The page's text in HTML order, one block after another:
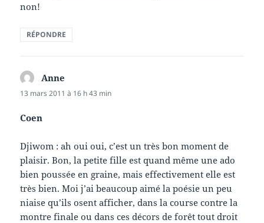
non!
RÉPONDRE
Anne
13 mars 2011 à 16 h 43 min
Coen
Djiwom : ah oui oui, c’est un très bon moment de
plaisir. Bon, la petite fille est quand même une ado
bien poussée en graine, mais effectivement elle est
très bien. Moi j’ai beaucoup aimé la poésie un peu
niaise qu’ils osent afficher, dans la course contre la
montre finale ou dans ces décors de forêt tout droit